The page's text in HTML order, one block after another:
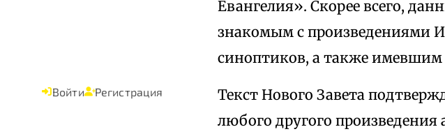
Войти Регистрация
Евангелия». Скорее всего,
знакомым с произведениями
синоптиков, а также имевшим
Текст Нового Завета
любого другого